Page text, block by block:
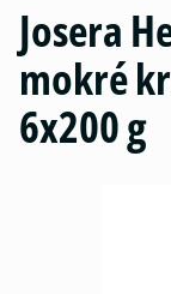
Josera
mokré
6x200 g